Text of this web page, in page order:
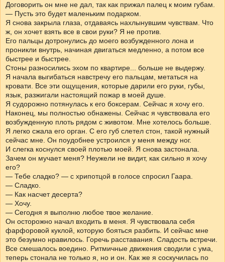
Договорить он мне не дал, так как прижал палец к моим губам.
— Пусть это будет маленьким подарком.
Я снова закрыла глаза, отдаваясь нахлынувшим чувствам. Что
ж, он хочет взять все в свои руки? Я не против.
Его пальцы дотронулись до моего возбужденного лона и
проникли внутрь, начиная двигаться медленно, а потом все
быстрее и быстрее.
Стоны разносились эхом по квартире... больше не выдержу.
Я начала выгибаться навстречу его пальцам, метаться на
кровати. Все эти ощущения, которые дарили его руки, губы,
язык, разжигали настоящий пожар в моей душе.
Я судорожно потянулась к его боксерам. Сейчас я хочу его.
Наконец, мы полностью обнажены. Сейчас я чувствовала его
возбужденную плоть рядом с животом. Мне хотелось больше.
Я легко сжала его орган. С его губ слетел стон, такой нужный
сейчас мне. Он поудобнее устроился у меня между ног.
И слегка коснулся своей плотью моей. Я снова застонала.
Зачем он мучает меня? Неужели не видит, как сильно я хочу
его?
— Тебе сладко? — с хрипотцой в голосе спросил Гаара.
— Сладко.
— Как насчет десерта?
— Хочу.
— Сегодня я выполню любое твое желание.
Он осторожно начал входить в меня. Я чувствовала себя
фарфоровой куклой, которую бояться разбить. И сейчас мне
это безумно нравилось. Горечь расставания. Сладость встречи.
Все смешалось воедино. Ритмичные движения сводили с ума,
теперь стонала не только я, но и он. Как же я соскучилась по